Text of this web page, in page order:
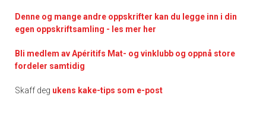
Denne og mange andre oppskrifter kan du legge inn i din
egen oppskriftsamling - les mer her
Bli medlem av Apéritifs Mat- og vinklubb og oppnå store
fordeler samtidig
Skaff deg ukens kake-tips som e-post